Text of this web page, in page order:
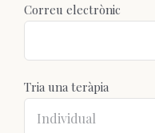
Correu electrònic
Tria una teràpia